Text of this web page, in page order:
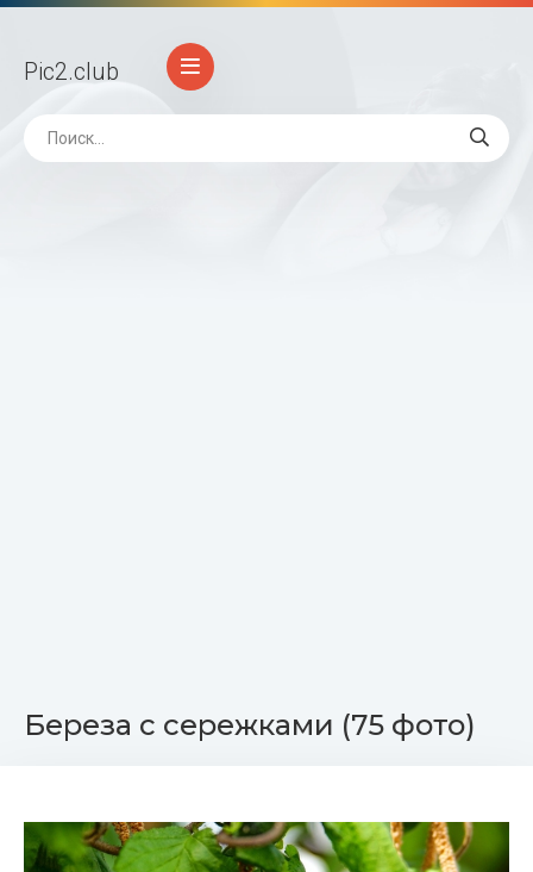
Pic2.club
Береза с сережками (75 фото)